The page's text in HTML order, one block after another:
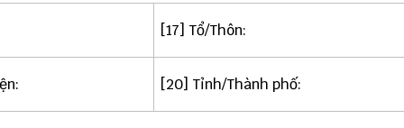
[17] Tổ/Thôn:
[20] Tỉnh/Thành phố: